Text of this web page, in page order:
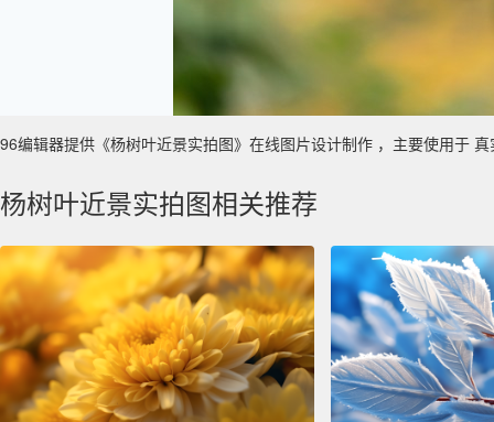
96编辑器提供《杨树叶近景实拍图》在线图片设计制作 ，主要使用于
杨树叶近景实拍图相关推荐